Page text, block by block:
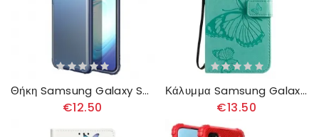
Θήκη Samsung Galaxy S20 Plus / S20 Plus 5G Πανοπλία Με Έγχρωμες Άκρες
€12.50
Κάλυμμα Samsung Galaxy S20 Plus / S20 Plus 5G με κορδονι Πεταλούδες Giant Strap
€13.50